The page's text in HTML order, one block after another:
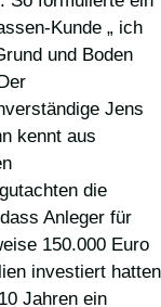
Kunde „ ich
und Boden
Jens
kennt aus
die
Anleger für
150.000 Euro
investiert hatten
Jahren ein